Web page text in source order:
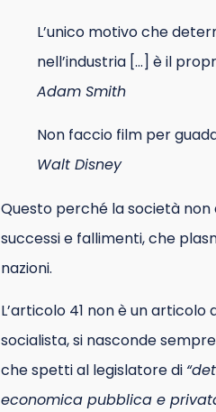
L’unico motivo che
nell’industria […] è il
Adam Smith
Non faccio film per
Walt Disney
Questo perché la società non
successi e fallimenti, che
nazioni.
L’articolo 41 non è un
socialista, si nasconde
che spetti al legislatore di
economica pubblica e